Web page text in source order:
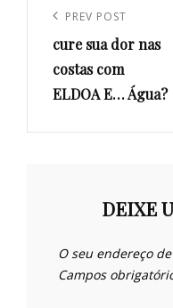
artigos
Previous
Post
PREV POST
cure sua dor nas
costas com
ELDOA E… Água?
DEIXE
O seu endereço
Campos